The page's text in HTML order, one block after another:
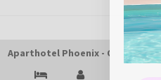
Aparthotel Phoenix - Obiteljski